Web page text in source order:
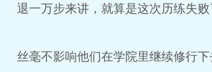
退一万步来讲，就算是这次历练失败
丝毫不影响他们在学院里继续修行下